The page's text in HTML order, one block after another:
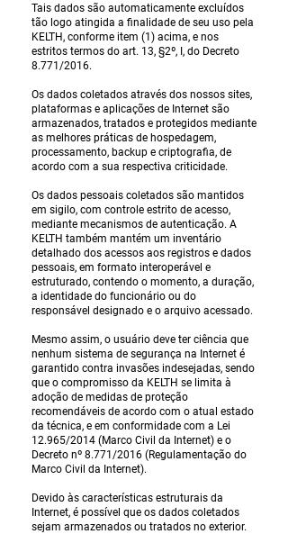
Tais dados são automaticamente excluídos
tão logo atingida a finalidade de seu uso pela
KELTH, conforme item (1) acima, e nos
estritos termos do art. 13, §2º, I, do Decreto
8.771/2016.
Os dados coletados através dos nossos sites,
plataformas e aplicações de Internet são
armazenados, tratados e protegidos mediante
as melhores práticas de hospedagem,
processamento, backup e criptografia, de
acordo com a sua respectiva criticidade.
Os dados pessoais coletados são mantidos
em sigilo, com controle estrito de acesso,
mediante mecanismos de autenticação. A
KELTH também mantém um inventário
detalhado dos acessos aos registros e dados
pessoais, em formato interoperável e
estruturado, contendo o momento, a duração,
a identidade do funcionário ou do
responsável designado e o arquivo acessado.
Mesmo assim, o usuário deve ter ciência que
nenhum sistema de segurança na Internet é
garantido contra invasões indesejadas, sendo
que o compromisso da KELTH se limita à
adoção de medidas de proteção
recomendáveis de acordo com o atual estado
da técnica, e em conformidade com a Lei
12.965/2014 (Marco Civil da Internet) e o
Decreto nº 8.771/2016 (Regulamentação do
Marco Civil da Internet).
Devido às características estruturais da
Internet, é possível que os dados coletados
sejam armazenados ou tratados no exterior.